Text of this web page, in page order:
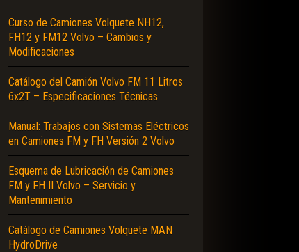
Curso de Camiones Volquete NH12,
FH12 y FM12 Volvo – Cambios y
Modificaciones
Catálogo del Camión Volvo FM 11 Litros
6x2T – Especificaciones Técnicas
Manual: Trabajos con Sistemas Eléctricos
en Camiones FM y FH Versión 2 Volvo
Esquema de Lubricación de Camiones
FM y FH II Volvo – Servicio y
Mantenimiento
Catálogo de Camiones Volquete MAN
HydroDrive